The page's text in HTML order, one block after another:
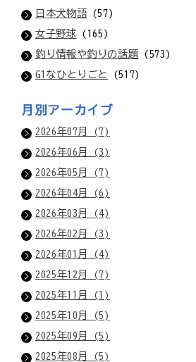
日本犬物語(57)
女子野球 (165)
釣り情報や釣りの話題 (573)
G1なひとりごと
(517)
月別アーカイブ
2026年07月 (7)
2026年06月 (3)
2026年05月 (7)
2026年04月 (6)
2026年03月 (4)
2026年02月 (3)
2026年01月 (4)
2025年12月 (7)
2025年11月 (1)
2025年10月 (5)
2025年09月 (5)
2025年08月 (5)